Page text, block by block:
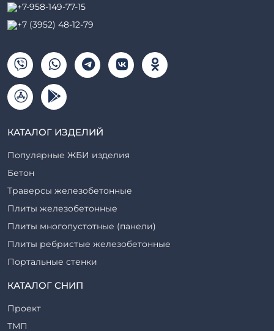
+7-958-149-77-15
+7 (3952) 48-12-79
КАТАЛОГ ИЗДЕЛИЙ
Популярные ЖБИ изделия
Бетон
Траверсы железобетонные
Плиты железобетонные
Плиты многопустотные (панели)
Плиты ребристые железобетонные
Портальные стенки
Прогоны железобетонные
Ригели железобетонные
КАТАЛОГ СНИП
Проект
ТМП